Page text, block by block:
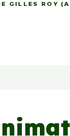
GILLES ROY